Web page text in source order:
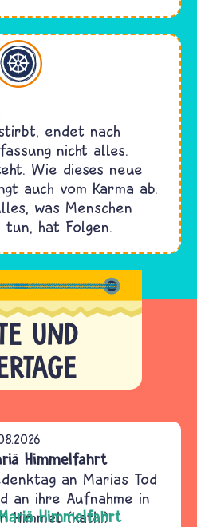
endet nach
nicht alles.
Wie dieses neue
auch vom Karma ab.
was Menschen
tun, hat Folgen.
Himmelfahrt
an Marias Tod
an ihre Aufnahme in
Himmel (kath.)
Himmelfahrt